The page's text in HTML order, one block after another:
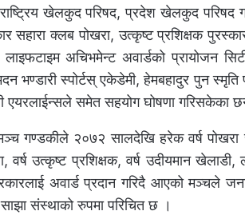
खेलकुद परिषद, प्रदेश खेलकुद परिषद
सहारा क्लब पोखरा, उत्कृष्ट प्रशिक्षक
अचिभमेन्ट अवार्डको प्रायोजन
स्पोर्टस् एकेडेमी, हेमबहादुर पुन स्मृति
एयरलाईन्सले समेत सहयोग घोषणा गरिसकेका
गण्डकीले २०७२ सालदेखि हरेक वर्ष पोखरा
वर्ष उत्कृष्ट प्रशिक्षक, वर्ष उदीयमान
अवार्ड प्रदान गरिदै आएको मञ्चले
संस्थाको रुपमा परिचित छ ।